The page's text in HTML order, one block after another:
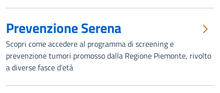
Prevenzione Serena
Scopri come accedere al programma di screening e
prevenzione tumori promosso dalla Regione Piemonte, rivolto
a diverse fasce d’età